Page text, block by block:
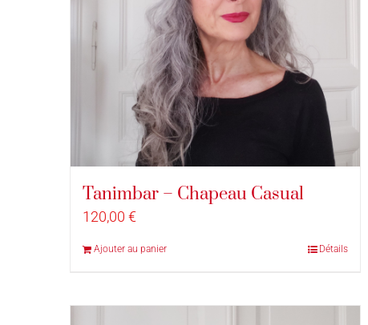
Tanimbar – Chapeau Casual
120,00 €
Ajouter au panier Détails